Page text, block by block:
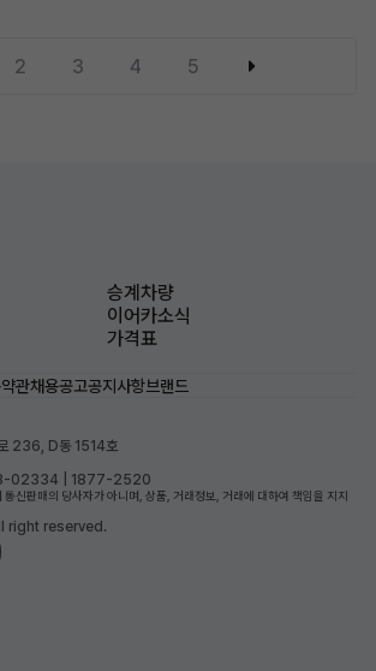
2 3 4 5
승계차량
이어카소식
가격표
관채용공고공지사항브랜드
로 236, D동 1514호
02334 | 1877-2520
통신판매의 당사자가 아니며, 상품, 거래정보, 거래에 대하여 책임을 지지
right reserved.